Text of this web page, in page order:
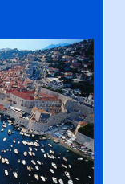
Next